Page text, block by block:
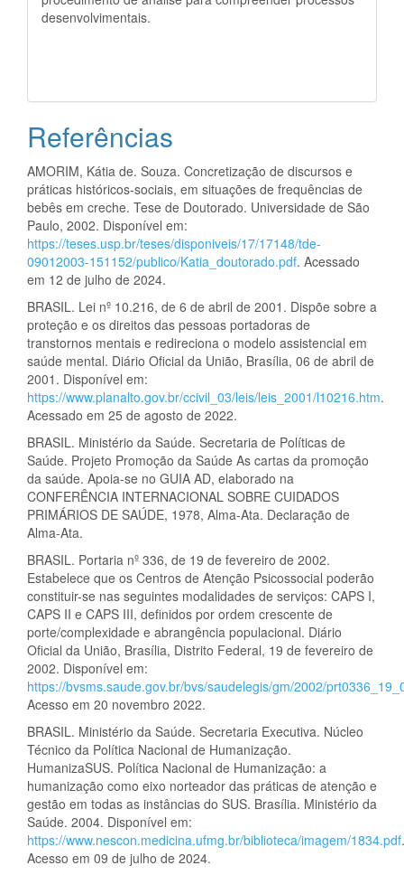
desenvolvimentais.
Referências
AMORIM, Kátia de. Souza. Concretização de discursos e
práticas históricos-sociais, em situações de frequências de
bebês em creche. Tese de Doutorado. Universidade de São
Paulo, 2002. Disponível em:
https://teses.usp.br/teses/disponiveis/17/17148/tde-
09012003-151152/publico/Katia_doutorado.pdf. Acessado
em 12 de julho de 2024.
BRASIL. Lei nº 10.216, de 6 de abril de 2001. Dispõe sobre a
proteção e os direitos das pessoas portadoras de
transtornos mentais e redireciona o modelo assistencial em
saúde mental. Diário Oficial da União, Brasília, 06 de abril de
2001. Disponível em:
https://www.planalto.gov.br/ccivil_03/leis/leis_2001/l10216.htm.
Acessado em 25 de agosto de 2022.
BRASIL. Ministério da Saúde. Secretaria de Políticas de
Saúde. Projeto Promoção da Saúde As cartas da promoção
da saúde. Apoia-se no GUIA AD, elaborado na
CONFERÊNCIA INTERNACIONAL SOBRE CUIDADOS
PRIMÁRIOS DE SAÚDE, 1978, Alma-Ata. Declaração de
Alma-Ata.
BRASIL. Portaria nº 336, de 19 de fevereiro de 2002.
Estabelece que os Centros de Atenção Psicossocial poderão
constituir-se nas seguintes modalidades de serviços: CAPS I,
CAPS II e CAPS III, definidos por ordem crescente de
porte/complexidade e abrangência populacional. Diário
Oficial da União, Brasília, Distrito Federal, 19 de fevereiro de
2002. Disponível em:
https://bvsms.saude.gov.br/bvs/saudelegis/gm/2002/
Acesso em 20 novembro 2022.
BRASIL. Ministério da Saúde. Secretaria Executiva. Núcleo
Técnico da Política Nacional de Humanização.
HumanizaSUS. Política Nacional de Humanização: a
humanização como eixo norteador das práticas de atenção e
gestão em todas as instâncias do SUS. Brasília. Ministério da
Saúde. 2004. Disponível em:
https://www.nescon.medicina.ufmg.br/biblioteca/imagem/1834.pdf.
Acesso em 09 de julho de 2024.